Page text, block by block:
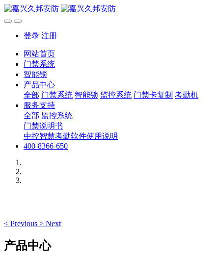
登录 注册
网站首页
门禁系统
智能锁
产品中心
全部 门禁系统 智能锁 监控系统 门禁卡复制 考勤机
服务支持
全部 监控系统
门禁说明书
中控智慧考勤软件使用说明
400-8366-650
< Previous > Next
产品中心